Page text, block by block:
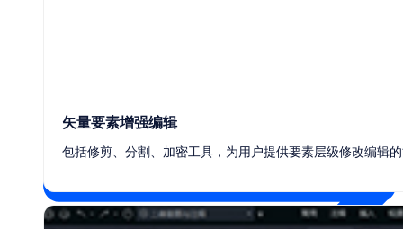
矢量要素增强编辑
包括修剪、分割、加密工具，为用户提供要素层级修改编辑